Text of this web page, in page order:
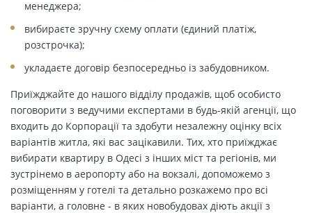
менеджера;
вибираєте зручну схему оплати (єдиний платіж,
розстрочка);
укладаєте договір безпосередньо із забудовником.
Приїжджайте до нашого відділу продажів, щоб особисто
поговорити з ведучими експертами в будь-якій агенції, що
входить до Корпорації та здобути незалежну оцінку всіх
варіантів житла, які вас зацікавили. Тих, хто приїжджає
вибирати квартиру в Одесі з інших міст та регіонів, ми
зустрінемо в аеропорту або на вокзалі, допоможемо з
розміщенням у готелі та детально розкажемо про всі
варіанти, а головне - в яких новобудовах діють акції з